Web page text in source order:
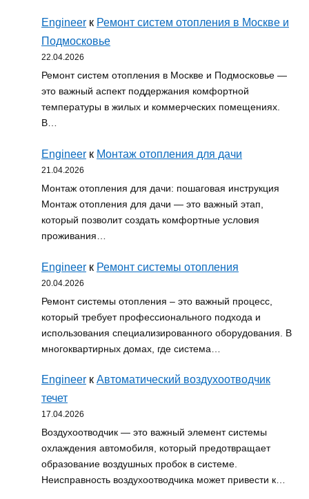
Engineer к Ремонт систем отопления в Москве и
Подмосковье
22.04.2026
Ремонт систем отопления в Москве и Подмосковье —
это важный аспект поддержания комфортной
температуры в жилых и коммерческих помещениях.
В…
Engineer к Монтаж отопления для дачи
21.04.2026
Монтаж отопления для дачи: пошаговая инструкция
Монтаж отопления для дачи — это важный этап,
который позволит создать комфортные условия
проживания…
Engineer к Ремонт системы отопления
20.04.2026
Ремонт системы отопления – это важный процесс,
который требует профессионального подхода и
использования специализированного оборудования. В
многоквартирных домах, где система…
Engineer к Автоматический воздухоотводчик
течет
17.04.2026
Воздухоотводчик — это важный элемент системы
охлаждения автомобиля, который предотвращает
образование воздушных пробок в системе.
Неисправность воздухоотводчика может привести к…